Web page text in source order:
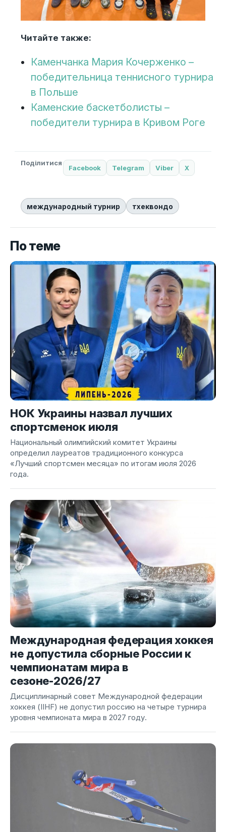
Читайте также:
Каменчанка Мария Кочерженко –
победительница теннисного турнира
в Польше
Каменские баскетболисты –
победители турнира в Кривом Роге
Поділитися
Facebook Telegram Viber X
международный турнир тхеквондо
По теме
НОК Украины назвал лучших
спортсменок июля
Национальный олимпийский комитет Украины
определил лауреатов традиционного конкурса
«Лучший спортсмен месяца» по итогам июля 2026
года.
Международная федерация хоккея
не допустила сборные России к
чемпионатам мира в
сезоне-2026/27
Дисциплинарный совет Международной федерации
хоккея (IIHF) не допустил россию на четыре турнира
уровня чемпионата мира в 2027 году.